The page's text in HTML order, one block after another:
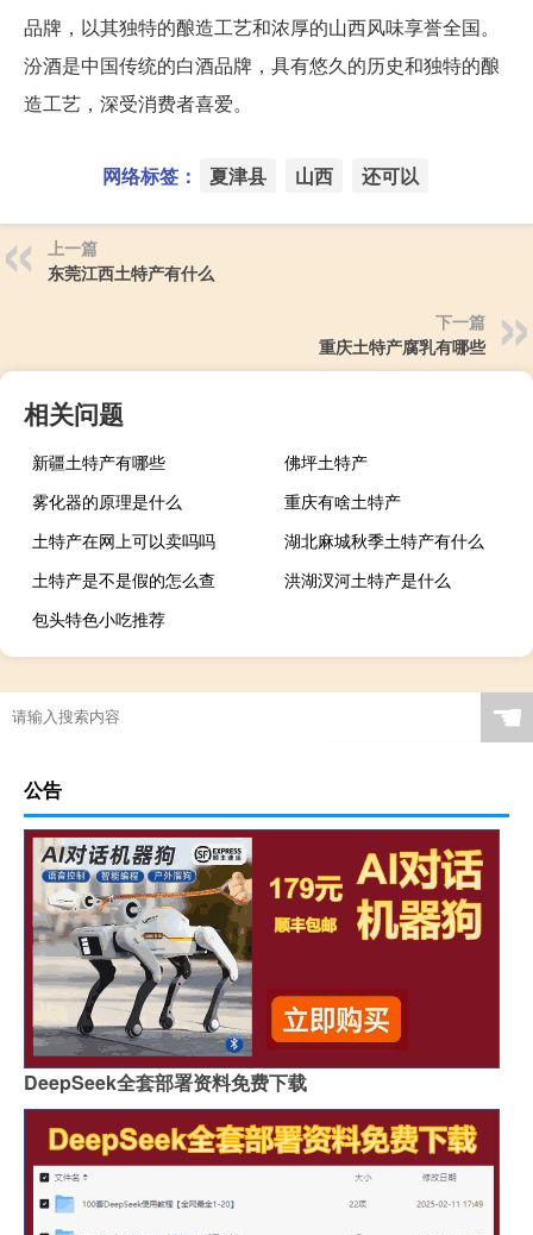
品牌，以其独特的酿造工艺和浓厚的山西风味享誉全国。
汾酒是中国传统的白酒品牌，具有悠久的历史和独特的酿
造工艺，深受消费者喜爱。
网络标签： 夏津县 山西 还可以
上一篇
东莞江西土特产有什么
下一篇
重庆土特产腐乳有哪些
相关问题
新疆土特产有哪些
佛坪土特产
雾化器的原理是什么
重庆有啥土特产
土特产在网上可以卖吗吗
湖北麻城秋季土特产有什么
土特产是不是假的怎么查
洪湖汊河土特产是什么
包头特色小吃推荐
☚
公告
DeepSeek全套部署资料免费下载